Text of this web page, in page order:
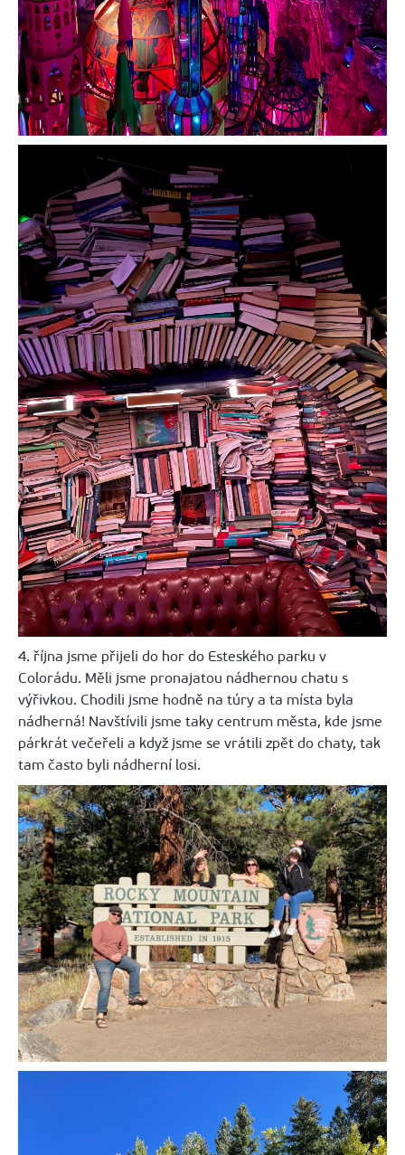
4. října jsme přijeli do hor do Esteského parku v
Colorádu. Měli jsme pronajatou nádhernou chatu s
výřivkou. Chodili jsme hodně na túry a ta místa byla
nádherná! Navštívili jsme taky centrum města, kde jsme
párkrát večeřeli a když jsme se vrátili zpět do chaty, tak
tam často byli nádherní losi.